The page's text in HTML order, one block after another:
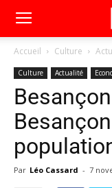
Accueil Culture
Culture Actualité
Par Léo Cassard - 7